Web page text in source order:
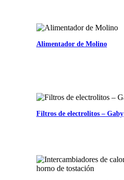
Alimentador de Molino
Filtros de electrolitos – Gaby